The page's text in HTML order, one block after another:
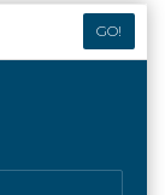
GO!